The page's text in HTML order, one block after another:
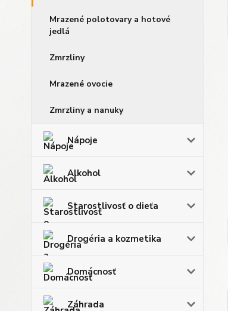
Mrazené polotovary a hotové
jedlá
Zmrzliny
Mrazené ovocie
Zmrzliny a nanuky
Nápoje
Alkohol
Starostlivosť o dieťa
Drogéria a kozmetika
Domácnosť
Záhrada